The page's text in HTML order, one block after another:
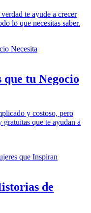
te ayude a crecer
lo que necesitas saber.
tu Negocio
y costoso, pero
gratuitas que te ayudan a
de